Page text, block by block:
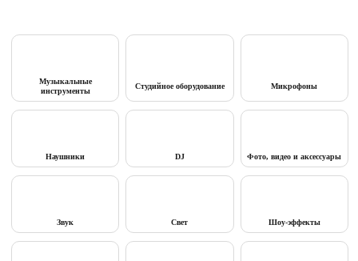
Музыкальные
инструменты
Студийное оборудование Микрофоны
Наушники DJ Фото, видео и аксессуары
Звук Свет Шоу-эффекты